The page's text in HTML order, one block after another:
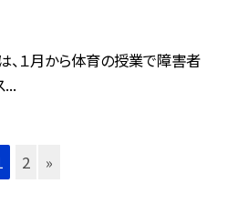
、１月から体育の授業で障害者
...
2 »